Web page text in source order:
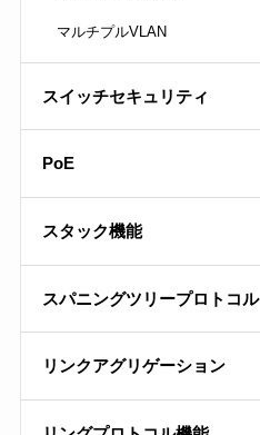
マルチプルVLAN
スイッチセキュリティ
PoE
スタック機能
スパニングツリープロトコル
リンクアグリゲーション